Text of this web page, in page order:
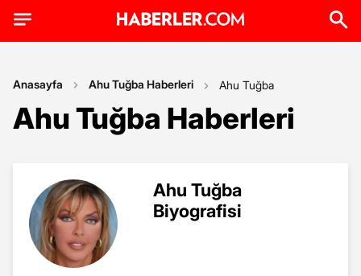
Anasayfa Ahu Tuğba Haberleri Ahu Tuğba
Ahu Tuğba Haberleri
Ahu Tuğba
Biyografisi